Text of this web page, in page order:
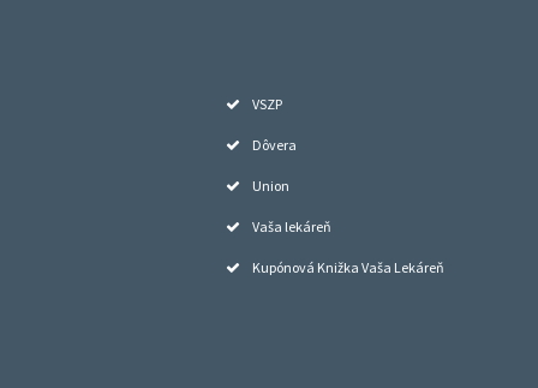
VSZP
Dôvera
Union
Vaša lekáreň
Kupónová Knižka Vaša Lekáreň